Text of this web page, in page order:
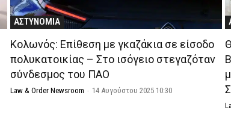
ΑΣΤΥΝΟΜΙΑ
Κολωνός: Επίθεση με γκαζάκια σε είσοδο
πολυκατοικίας – Στο ισόγειο στεγαζόταν
σύνδεσμος του ΠΑΟ
Law & Order Newsroom - 14 Αυγούστου 2025 10:30